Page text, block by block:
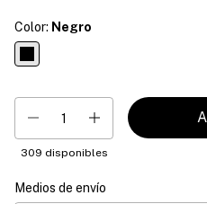
Color: Negro
309 disponibles
Entregas para el CP:
Medios de envío